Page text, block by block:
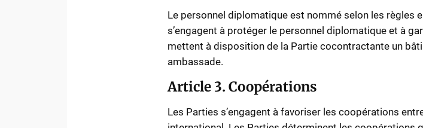
Le personnel diplomatique est nommé selon les règles
s’engagent à protéger le personnel diplomatique et à
mettent à disposition de la Partie cocontractante un
ambassade.
Article 3. Coopérations
Les Parties s’engagent à favoriser les coopérations